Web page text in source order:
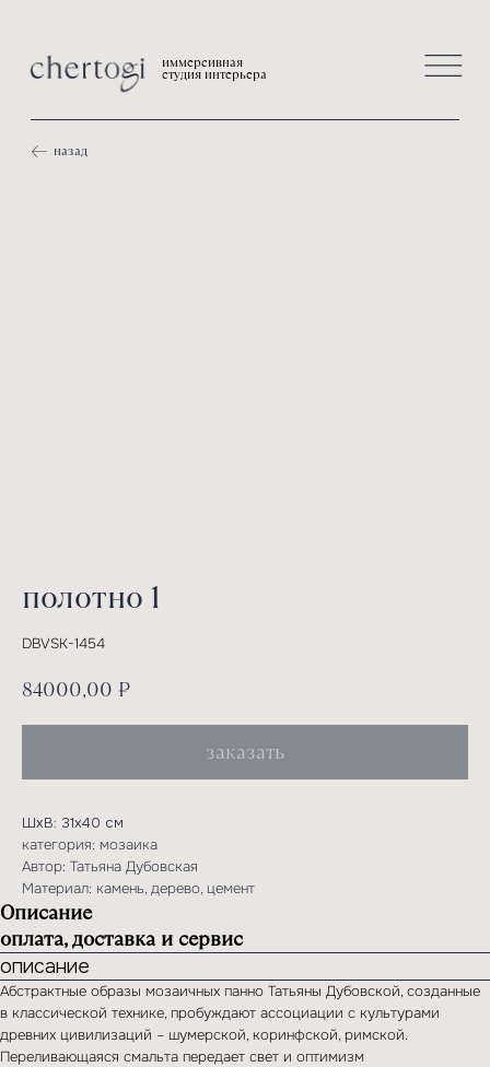
полотно 1
DBVSK-1454
84000,00 ₽
заказать
ШхВ: 31х40 см
категория: мозаика
Автор: Татьяна Дубовская
Материал: камень, дерево, цемент
Описание
оплата, доставка и сервис
описание
Абстрактные образы мозаичных панно Татьяны Дубовской, созданные
в классической технике, пробуждают ассоциации с культурами
древних цивилизаций – шумерской, коринфской, римской.
Переливающаяся смальта передает свет и оптимизм